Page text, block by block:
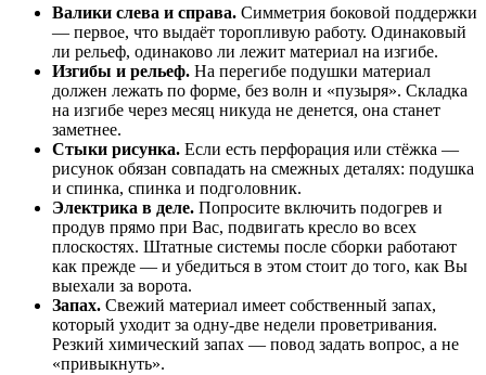
Валики слева и справа. Симметрия боковой поддержки
— первое, что выдаёт торопливую работу. Одинаковый
ли рельеф, одинаково ли лежит материал на изгибе.
Изгибы и рельеф. На перегибе подушки материал
должен лежать по форме, без волн и «пузыря». Складка
на изгибе через месяц никуда не денется, она станет
заметнее.
Стыки рисунка. Если есть перфорация или стёжка —
рисунок обязан совпадать на смежных деталях: подушка
и спинка, спинка и подголовник.
Электрика в деле. Попросите включить подогрев и
продув прямо при Вас, подвигать кресло во всех
плоскостях. Штатные системы после сборки работают
как прежде — и убедиться в этом стоит до того, как Вы
выехали за ворота.
Запах. Свежий материал имеет собственный запах,
который уходит за одну-две недели проветривания.
Резкий химический запах — повод задать вопрос, а не
«привыкнуть».